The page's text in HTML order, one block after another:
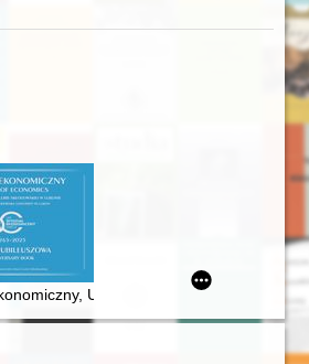
evidence
2025, [nr] 1Uniwersytet Marii Curie-